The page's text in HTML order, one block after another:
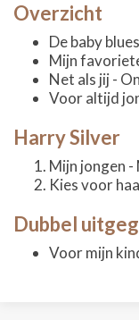
Overzicht
De baby
Mijn
Net als jij -
Voor altijd
Harry Silver
Mijn jongen -
Kies voor
Dubbel
Voor mijn